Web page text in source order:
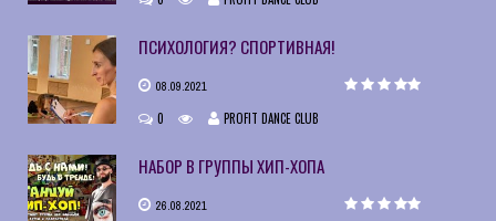
ПСИХОЛОГИЯ? СПОРТИВНАЯ!
08.09.2021
0 PROFIT DANCE CLUB
НАБОР В ГРУППЫ ХИП-ХОПА
26.08.2021